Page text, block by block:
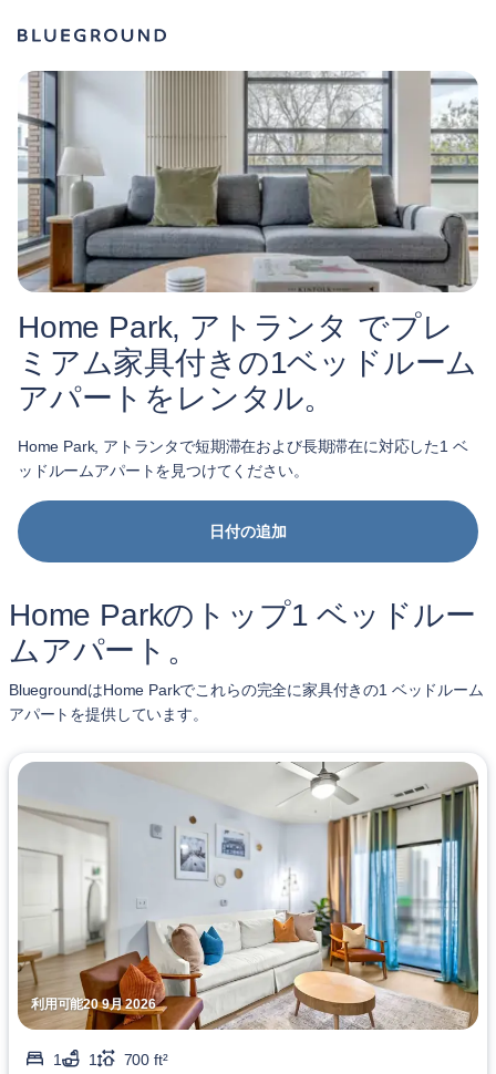
Home Park, アトランタ でプレ
ミアム家具付きの1ベッドルーム
アパートをレンタル。
Home Park, アトランタで短期滞在および長期滞在に対応した1 ベ
ッドルームアパートを見つけてください。
日付の追加
Home Parkのトップ1 ベッドルー
ムアパート。
BluegroundはHome Parkでこれらの完全に家具付きの1 ベッドルーム
アパートを提供しています。
利用可能20 9月 2026
1 1
700 ft²